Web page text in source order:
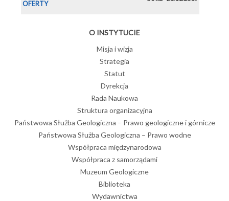
OFERTY
O INSTYTUCIE
Misja i wizja
Strategia
Statut
Dyrekcja
Rada Naukowa
Struktura organizacyjna
Państwowa Służba Geologiczna – Prawo geologiczne i górnicze
Państwowa Służba Geologiczna – Prawo wodne
Współpraca międzynarodowa
Współpraca z samorządami
Muzeum Geologiczne
Biblioteka
Wydawnictwa